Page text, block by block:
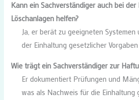
Kann ein Sachverständiger auch bei
Löschanlagen helfen?
Ja, er berät zu geeigneten
der Einhaltung gesetzlicher
Wie trägt ein Sachverständiger zur
Er dokumentiert Prüfungen und
was als Nachweis für die Einhaltung